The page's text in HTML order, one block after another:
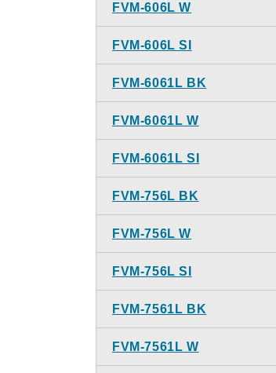
FVM-606L W
FVM-606L SI
FVM-6061L BK
FVM-6061L W
FVM-6061L SI
FVM-756L BK
FVM-756L W
FVM-756L SI
FVM-7561L BK
FVM-7561L W